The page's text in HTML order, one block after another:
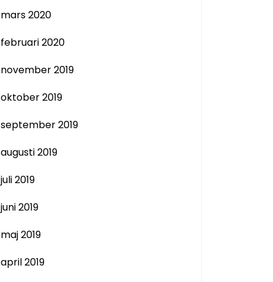
mars 2020
februari 2020
november 2019
oktober 2019
september 2019
augusti 2019
juli 2019
juni 2019
maj 2019
april 2019